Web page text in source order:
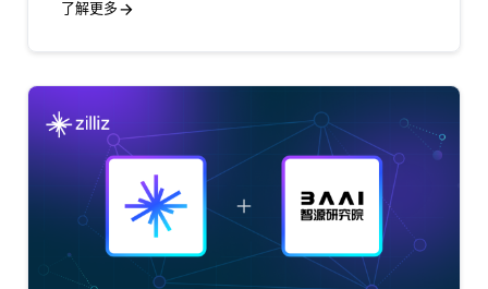
了解更多